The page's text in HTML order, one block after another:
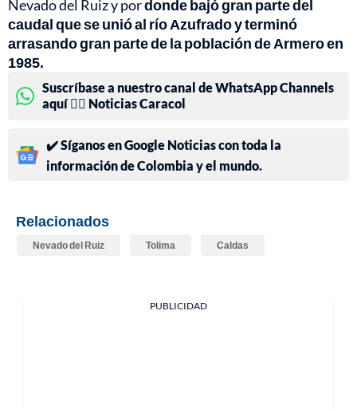
Nevado del Ruiz y pordonde bajó gran parte del
caudal que se unió al río Azufrado y terminó
arrasando gran parte de la población de Armero en
1985.
Suscríbase a nuestro canal de WhatsApp Channels
aquí 👉🏻 Noticias Caracol
✔️ Síganos en Google Noticias con toda la
información de Colombia y el mundo.
Relacionados
Nevado del Ruiz Tolima Caldas
PUBLICIDAD